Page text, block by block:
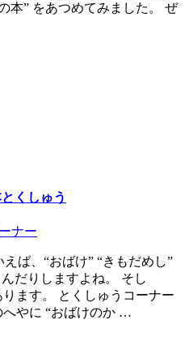
本” をあつめてみました。 ぜ
くしゅう
ナー
ば、“おばけ” “きもだめし”
だりしますよね。 そし
ます。 とくしゅうコーナー
へやに “おばけのか …